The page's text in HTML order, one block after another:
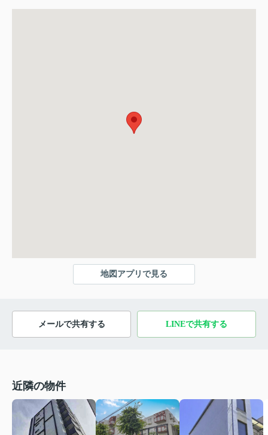
地図アプリで見る
メールで共有する LINEで共有する
近隣の物件